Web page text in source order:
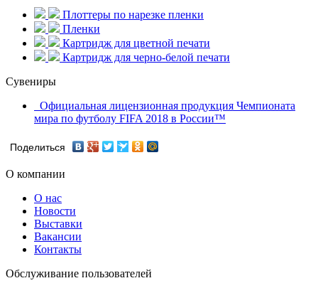
Плоттеры по нарезке пленки
Пленки
Картридж для цветной печати
Картридж для черно-белой печати
Сувениры
Официальная лицензионная продукция Чемпионата
мира по футболу FIFA 2018 в России™
Поделиться
О компании
О нас
Новости
Выставки
Вакансии
Контакты
Обслуживание пользователей